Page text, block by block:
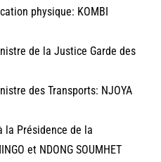
physique: KOMBI
de la Justice Garde des
des Transports: NJOYA
la Présidence de la
et NDONG SOUMHET